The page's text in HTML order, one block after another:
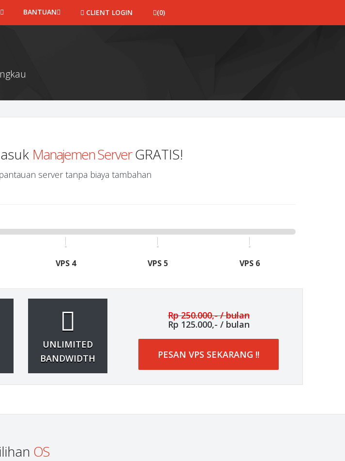
BANTUAN CLIENT LOGIN (0)
Manajemen ServerGRATIS!
server tanpa biaya tambahan
VPS 4 VPS 5 VPS 6
UNLIMITED
BANDWIDTH
Rp 250.000,- / bulan
Rp 125.000,- / bulan
PESAN VPS SEKARANG !!
OS